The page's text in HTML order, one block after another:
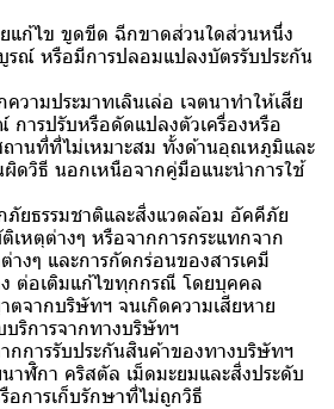
แก้ไข ขูดขีด ฉีกขาดส่วนใดส่วนหนึ่ง
รณ์ หรือมีการปลอมแปลงบัตรรับประกัน
วามประมาทเลินเล่อ เจตนาทำให้เสีย
การปรับหรือดัดแปลงตัวเครื่องหรือ
านที่ที่ไม่เหมาะสม ทั้งด้านอุณหภูมิและ
ดวิธี นอกเหนือจากคู่มือแนะนำการใช้
ภัยธรรมชาติและสิ่งแวดล้อม อัคคีภัย
เหตุต่างๆ หรือจากการกระแทกจาก
างๆ และการกัดกร่อนของสารเคมี
ต่อเติมแก้ไขทุกกรณี โดยบุคคล
จากบริษัทฯ จนเกิดความเสียหาย
ริการจากทางบริษัทฯ
กการรับประกันสินค้าของทางบริษัทฯ
าฬิกา คริสตัล เม็ดมะยมและสิ่งประดับ
อการเก็บรักษาที่ไม่ถูกวิธี